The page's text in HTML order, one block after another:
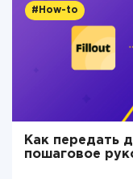
#How-to
Как передать
пошаговое